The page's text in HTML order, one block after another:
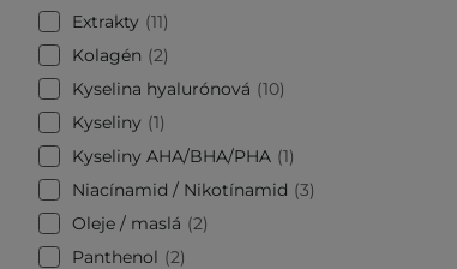
Extrakty
11
Kolagén
2
Kyselina hyalurónová
10
Kyseliny
1
Kyseliny AHA/BHA/PHA 1
Niacínamid / Nikotínamid
3
Oleje / maslá
2
Panthenol
2